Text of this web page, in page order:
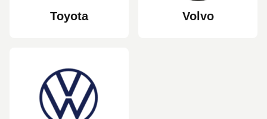
Toyota Volvo